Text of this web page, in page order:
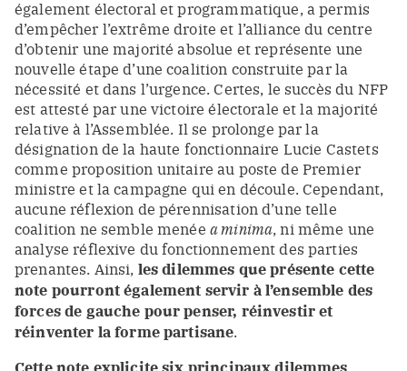
également électoral et programmatique, a permis
d’empêcher l’extrême droite et l’alliance du centre
d’obtenir une majorité absolue et représente une
nouvelle étape d’une coalition construite par la
nécessité et dans l’urgence. Certes, le succès du NFP
est attesté par une victoire électorale et la majorité
relative à l’Assemblée. Il se prolonge par la
désignation de la haute fonctionnaire Lucie Castets
comme proposition unitaire au poste de Premier
ministre et la campagne qui en découle. Cependant,
aucune réflexion de pérennisation d’une telle
coalition ne semble menée a minima, ni même une
analyse réflexive du fonctionnement des parties
prenantes. Ainsi, les dilemmes que présente cette
note pourront également servir à l’ensemble des
forces de gauche pour penser, réinvestir et
réinventer la forme partisane.